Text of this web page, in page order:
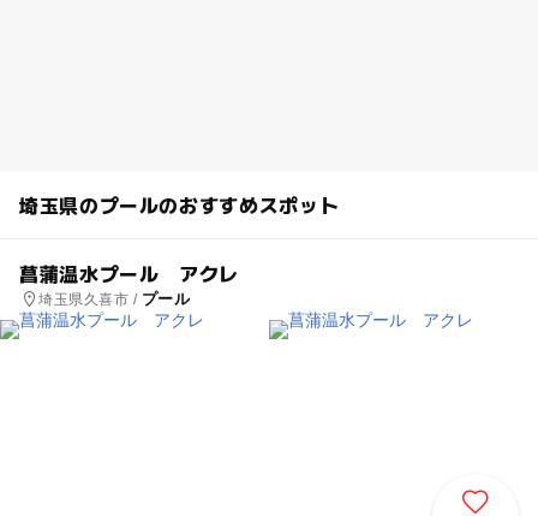
埼玉県のプールのおすすめスポット
菖蒲温水プール アクレ
埼玉県久喜市 / プール